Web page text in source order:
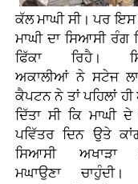
ਕੱਲ ਮਾਘੀ ਸੀ। ਪਰ ਇਸ
ਮਾਘੀ ਦਾ ਸਿਆਸੀ ਰੰਗ
ਫਿੱਕਾ ਰਿਹੈ।
ਅਕਾਲੀਆਂ ਨੇ ਸਟੇਜ
ਕੈਪਟਨ ਨੇ ਤਾਂ ਪਹਿਲਾਂ
ਦਿੱਤਾ ਸੀ ਕਿ ਮਾਘੀ
ਪਵਿੱਤਰ ਦਿਨ ਉਤੇ
ਸਿਆਸੀ ਅਖਾੜਾ
ਮਘਾਉਣਾ